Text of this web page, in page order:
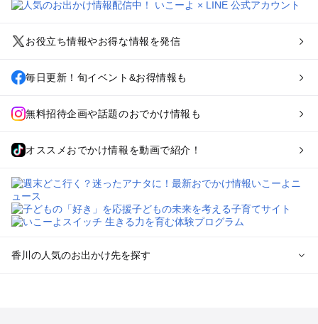
お役立ち情報やお得な情報を発信
毎日更新！旬イベント&お得情報も
無料招待企画や話題のおでかけ情報も
オススメおでかけ情報を動画で紹介！
香川の人気のお出かけ先を探す